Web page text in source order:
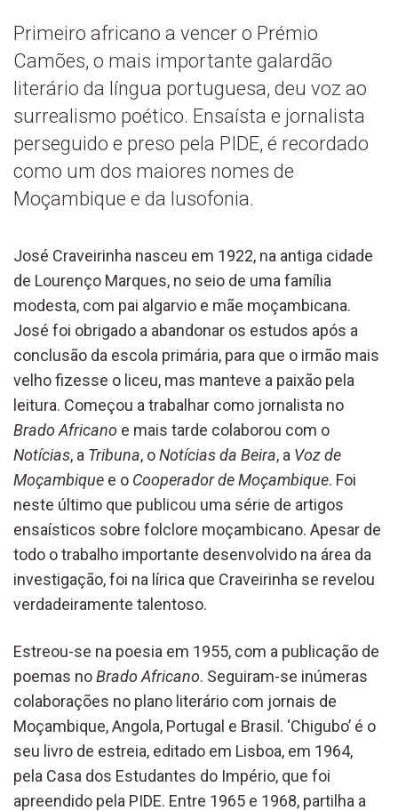
Primeiro africano a vencer o Prémio
Camões, o mais importante galardão
literário da língua portuguesa, deu voz ao
surrealismo poético. Ensaísta e jornalista
perseguido e preso pela PIDE, é recordado
como um dos maiores nomes de
Moçambique e da lusofonia.
José Craveirinha nasceu em 1922, na antiga cidade
de Lourenço Marques, no seio de uma família
modesta, com pai algarvio e mãe moçambicana.
José foi obrigado a abandonar os estudos após a
conclusão da escola primária, para que o irmão mais
velho fizesse o liceu, mas manteve a paixão pela
leitura. Começou a trabalhar como jornalista no
Brado Africano e mais tarde colaborou com o
Notícias, a Tribuna, oNotícias da Beira, a Voz de
Moçambique e o Cooperador de Moçambique. Foi
neste último que publicou uma série de artigos
ensaísticos sobre folclore moçambicano. Apesar de
todo o trabalho importante desenvolvido na área da
investigação, foi na lírica que Craveirinha se revelou
verdadeiramente talentoso.
Estreou-se na poesia em 1955, com a publicação de
poemas noBrado Africano. Seguiram-se inúmeras
colaborações no plano literário com jornais de
Moçambique, Angola, Portugal e Brasil. ‘Chigubo’ é o
seu livro de estreia, editado em Lisboa, em 1964,
pela Casa dos Estudantes do Império, que foi
apreendido pela PIDE. Entre 1965 e 1968, partilha a